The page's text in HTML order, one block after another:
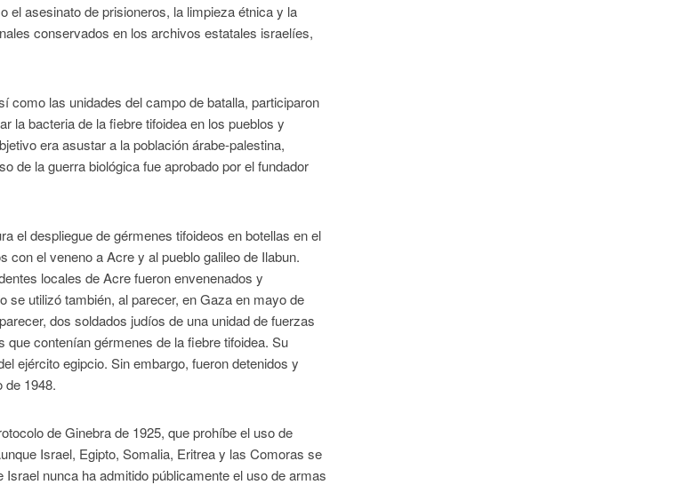
asesinato de prisioneros, la limpieza étnica y la
conservados en los archivos estatales israelíes,
las unidades del campo de batalla, participaron
la bacteria de la fiebre tifoidea en los pueblos y
era asustar a la población árabe-palestina,
de la guerra biológica fue aprobado por el fundador
el despliegue de gérmenes tifoideos en botellas en el
el veneno a Acre y al pueblo galileo de Ilabun.
locales de Acre fueron envenenados y
utilizó también, al parecer, en Gaza en mayo de
dos soldados judíos de una unidad de fuerzas
contenían gérmenes de la fiebre tifoidea. Su
ejército egipcio. Sin embargo, fueron detenidos y
de 1948.
de Ginebra de 1925, que prohíbe el uso de
Israel, Egipto, Somalia, Eritrea y las Comoras se
nunca ha admitido públicamente el uso de armas